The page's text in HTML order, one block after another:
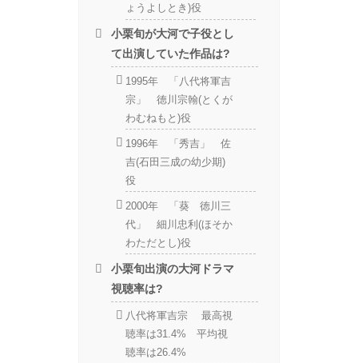
ょうよしとき)役
小栗旬が大河で子役とし
て出演していた作品は?
1995年 「八代将軍吉
宗」 徳川宗翰(とくが
わむねもと)役
1996年 「秀吉」 佐
吉(石田三成の幼少期)
役
2000年 「葵 徳川三
代」 細川忠利(ほそか
わただとし)役
小栗旬出演の大河ドラマ
視聴率は?
八代将軍吉宗 最高視
聴率は31.4% 平均視
聴率は26.4%